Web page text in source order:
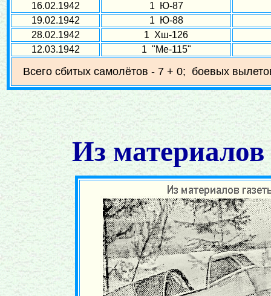
16.02.1942
1 Ю-87
19.02.1942
1 Ю-88
28.02.1942
1 Хш-126
12.03.1942
1 "Ме-115"
Всего сбитых самолётов - 7 + 0; боевых
Из